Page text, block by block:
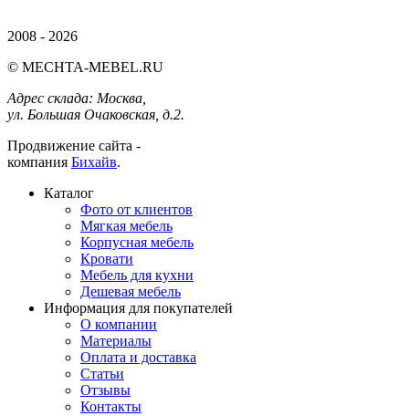
2008 - 2026
© MECHTA-MEBEL.RU
Адрес склада: Москва,
ул. Большая Очаковская, д.2.
Продвижение сайта -
компания Бихайв.
Каталог
Фото от клиентов
Мягкая мебель
Корпусная мебель
Кровати
Мебель для кухни
Дешевая мебель
Информация для покупателей
О компании
Материалы
Оплата и доставка
Статьи
Отзывы
Контакты